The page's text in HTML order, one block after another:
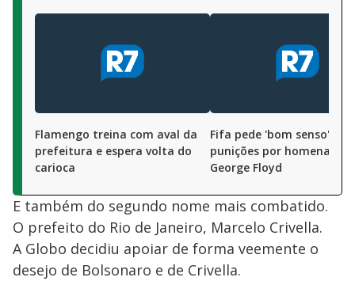
Flamengo treina com aval da
prefeitura e espera volta do
carioca
Fifa pede 'bom senso'
punições por
George Floyd
E também do segundo nome mais combatido.
O prefeito do Rio de Janeiro, Marcelo Crivella.
A Globo decidiu apoiar de forma veemente o
desejo de Bolsonaro e de Crivella.